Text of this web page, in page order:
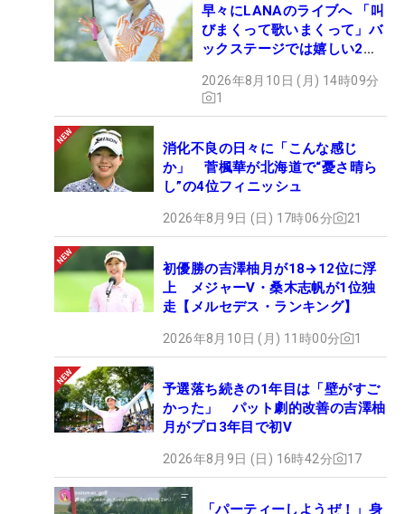
早々にLANAのライブへ 「叫
びまくって歌いまくって」バ
ックステージでは嬉しい2シ
2026年8月10日 (月) 14時09分
1
消化不良の日々に「こんな感じ
か」 菅楓華が北海道で“憂さ晴ら
し”の4位フィニッシュ
2026年8月9日 (日) 17時06分 21
初優勝の吉澤柚月が18→12位に浮
上 メジャーV・桑木志帆が1位独
走【メルセデス・ランキング】
2026年8月10日 (月) 11時00分 1
予選落ち続きの1年目は「壁がすご
かった」 パット劇的改善の吉澤柚
月がプロ3年目で初V
2026年8月9日 (日) 16時42分 17
「パーティーしようぜ！」身